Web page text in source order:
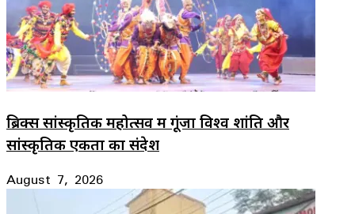
ब्रिक्स सांस्कृतिक महोत्सव में गूंजा विश्व शांति और
सांस्कृतिक एकता का संदेश
August 7, 2026